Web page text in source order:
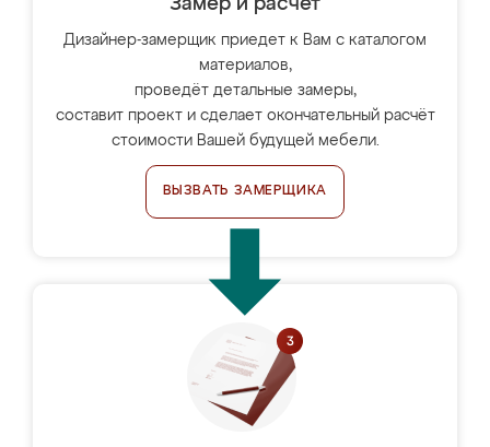
Замер и расчет
Дизайнер-замерщик приедет к Вам с каталогом
материалов,
проведёт детальные замеры,
составит проект и сделает окончательный расчёт
стоимости Вашей будущей мебели.
ВЫЗВАТЬ ЗАМЕРЩИКА